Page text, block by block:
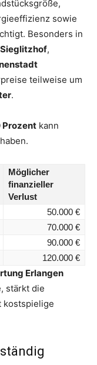
sowie
Besonders in
Sieglitzhof,
teilweise um
.
Prozent kann
Möglicher
finanzieller
Verlust
50.000 €
70.000 €
90.000 €
120.000 €
Erlangen
stärkt die
kostspielige